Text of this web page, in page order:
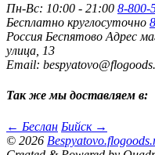
Пн-Вс: 10:00 - 21:00 8-800-
Бесплатно круглосуточно
Россия Беспятово Адрес
улица, 13
Email:
Так же мы доставляем в:
← Беслан Бийск →
© 2026